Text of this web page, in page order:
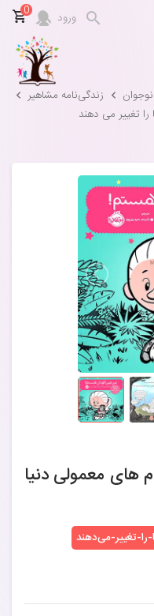
ورود 0
زندگی‌نامه‌ مشاهیر
تغییر می دهند
های معمولی دنیا
تغییر-می‌دهند